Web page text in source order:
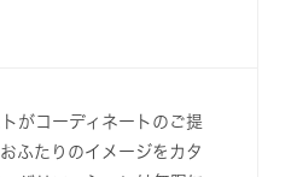
がコーディネートのご提
ふたりのイメージをカタ